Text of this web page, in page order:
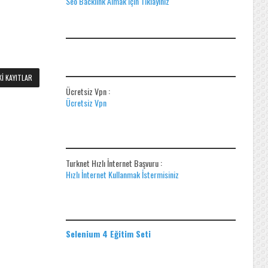
KAYITLAR
Ücretsiz Vpn :
Ücretsiz Vpn
Turknet Hızlı İnternet Başvuru :
Hızlı İnternet Kullanmak İstermisiniz
Selenium 4 Eğitim Seti